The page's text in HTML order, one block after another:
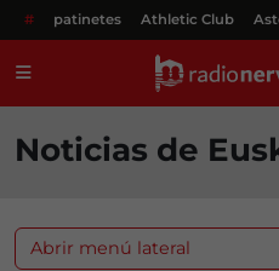
# patinetes Athletic Club
Noticias de
Abrir menú lateral